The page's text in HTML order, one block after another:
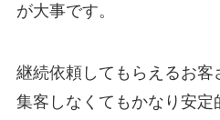
が大事です。
継続依頼してもらえるお
集客しなくてもかなり安定